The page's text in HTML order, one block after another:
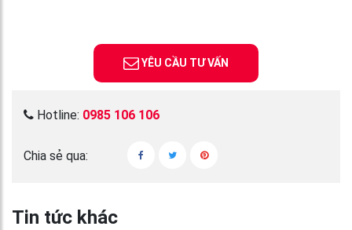
YÊU CẦU TƯ VẤN
Hotline: 0985 106 106
Chia sẻ qua:
Tin tức khác